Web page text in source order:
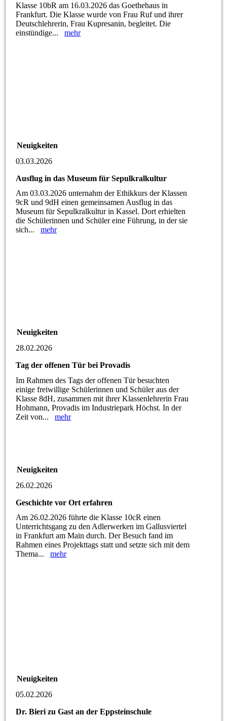
Klasse 10bR am 16.03.2026 das Goethehaus in
Frankfurt. Die Klasse wurde von Frau Ruf und ihrer
Deutschlehrerin, Frau Kupresanin, begleitet. Die
einstündige...mehr
Neuigkeiten
03.03.2026
Ausflug in das Museum für Sepulkralkultur
Am 03.03.2026 unternahm der Ethikkurs der Klassen
9cR und 9dH einen gemeinsamen Ausflug in das
Museum für Sepulkralkultur in Kassel. Dort erhielten
die Schülerinnen und Schüler eine Führung, in der sie
sich...mehr
Neuigkeiten
28.02.2026
Tag der offenen Tür bei Provadis
Im Rahmen des Tags der offenen Tür besuchten
einige freiwillige Schülerinnen und Schüler aus der
Klasse 8dH, zusammen mit ihrer Klassenlehrerin Frau
Hohmann, Provadis im Industriepark Höchst. In der
Zeit von...mehr
Neuigkeiten
26.02.2026
Geschichte vor Ort erfahren
Am 26.02.2026 führte die Klasse 10cR einen
Unterrichtsgang zu den Adlerwerken im Gallusviertel
in Frankfurt am Main durch. Der Besuch fand im
Rahmen eines Projekttags statt und setzte sich mit dem
Thema...mehr
Neuigkeiten
05.02.2026
Dr. Bieri zu Gast an der Eppsteinschule